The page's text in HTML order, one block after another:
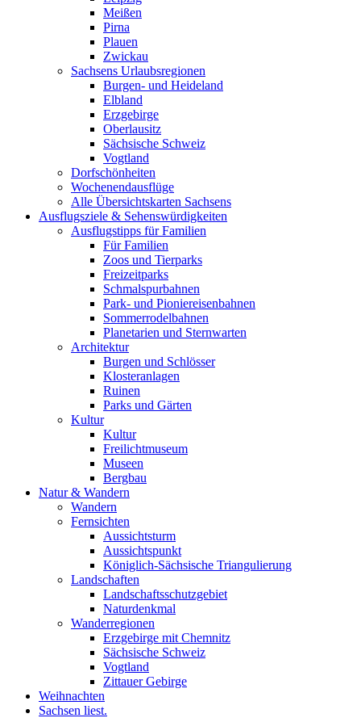
Meißen
Pirna
Plauen
Zwickau
Sachsens Urlaubsregionen
Burgen- und Heideland
Elbland
Erzgebirge
Oberlausitz
Sächsische Schweiz
Vogtland
Dorfschönheiten
Wochenendausflüge
Alle Übersichtskarten Sachsens
Ausflugsziele & Sehenswürdigkeiten
Ausflugstipps für Familien
Für Familien
Zoos und Tierparks
Freizeitparks
Schmalspurbahnen
Park- und Pioniereisenbahnen
Sommerrodelbahnen
Planetarien und Sternwarten
Architektur
Burgen und Schlösser
Klosteranlagen
Ruinen
Parks und Gärten
Kultur
Kultur
Freilichtmuseum
Museen
Bergbau
Natur & Wandern
Wandern
Fernsichten
Aussichtsturm
Aussichtspunkt
Königlich-Sächsische Triangulierung
Landschaften
Landschaftsschutzgebiet
Naturdenkmal
Wanderregionen
Erzgebirge mit Chemnitz
Sächsische Schweiz
Vogtland
Zittauer Gebirge
Weihnachten
Sachsen liest.